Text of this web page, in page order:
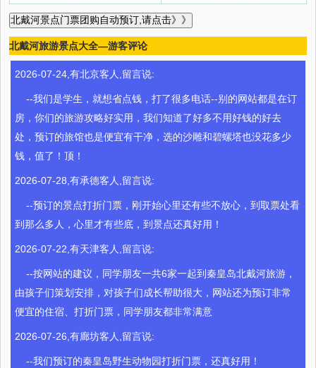
北戴河旅游景点大全—游客评论
2026-07-24,有北京客人,留言说:
--我们是学生，就想省点钱，打了很多电话--别的网站都是在订
房，你们的旅游攻略好实用，我们知道了好多不用好钱的好去
处，预订的旅馆也是便宜有干净，选的沙雕和碧螺塔也没花多少
钱，值了！顶！
2026-07-28,有承德客人,留言说:
--预订的景点打折门票，刚开始心里还有些不放心，到取票处看
到那么多人，心里才有些底，到景点还真好用！
2026-07-22,有天津客人,留言说:
--按网站的建议，同学朋友一共6家一起到秦皇岛北戴河旅游，
由孩子们策划安排，对孩子们成长帮助很大，网站还为预订非常
便宜的住宿、打折门票，同学朋友都非常满意
2026-07-26,有廊坊客人,留言说:
--我们预订的秦皇岛野生动物园打折门票，还真好用！